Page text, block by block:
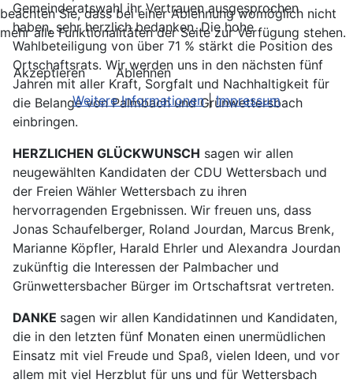
Gemeinderatswahl ihr Vertrauen ausgesprochen
haben, sehr herzlich bedanken. Die hohe
Wahlbeteiligung von über 71 % stärkt die Position des
Ortschaftsrats. Wir werden uns in den nächsten fünf
Jahren mit aller Kraft, Sorgfalt und Nachhaltigkeit für
die Belange von Palmbach und Grünwettersbach
einbringen.
HERZLICHEN GLÜCKWUNSCH sagen wir allen
neugewählten Kandidaten der CDU Wettersbach und
der Freien Wähler Wettersbach zu ihren
hervorragenden Ergebnissen. Wir freuen uns, dass
Jonas Schaufelberger, Roland Jourdan, Marcus Brenk,
Marianne Köpfler, Harald Ehrler und Alexandra Jourdan
zukünftig die Interessen der Palmbacher und
Grünwettersbacher Bürger im Ortschaftsrat vertreten.
DANKE sagen wir allen Kandidatinnen und Kandidaten,
die in den letzten fünf Monaten einen unermüdlichen
Einsatz mit viel Freude und Spaß, vielen Ideen, und vor
allem mit viel Herzblut für uns und für Wettersbach
beachten Sie, dass bei einer Ablehnung womöglich nicht
mehr alle Funktionalitäten der Seite zur Verfügung stehen.
Akzeptieren
Ablehnen
Weitere Informationen|Impressum